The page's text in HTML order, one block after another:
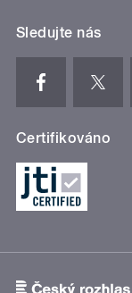
Sledujte nás
Certifikováno